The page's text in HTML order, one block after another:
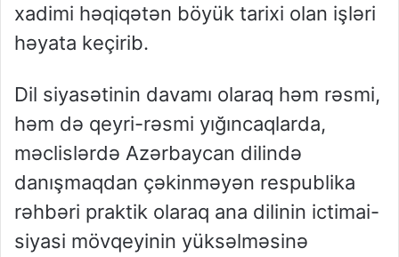
xadimi həqiqətən böyük tarixi olan işləri
həyata keçirib.
Dil siyasətinin davamı olaraq həm rəsmi,
həm də qeyri-rəsmi yığıncaqlarda,
məclislərdə Azərbaycan dilində
danışmaqdan çəkinməyən respublika
rəhbəri praktik olaraq ana dilinin ictimai-
siyasi mövqeyinin yüksəlməsinə